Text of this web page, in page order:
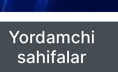
Yordamchi
sahifalar